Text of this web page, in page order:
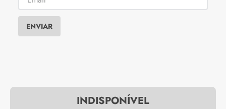
ENVIAR
INDISPONÍVEL